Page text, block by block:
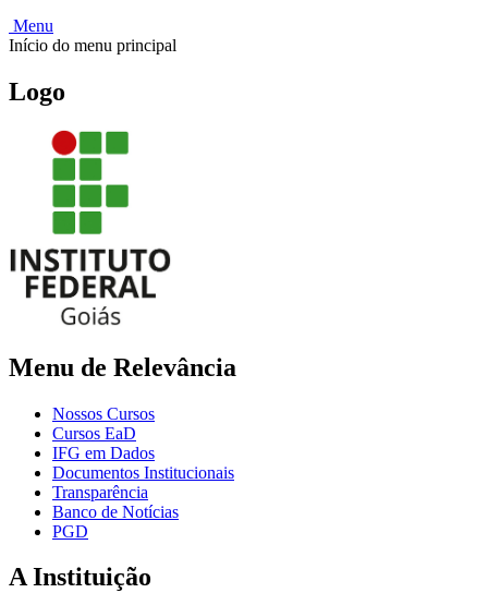
Menu
Início do menu principal
Logo
Menu de Relevância
Nossos Cursos
Cursos EaD
IFG em Dados
Documentos Institucionais
Transparência
Banco de Notícias
PGD
A Instituição